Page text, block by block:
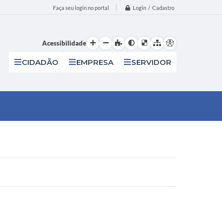
Faça seu login no portal Login / Cadastro
Acessibilidade
CIDADÃO EMPRESA SERVIDOR